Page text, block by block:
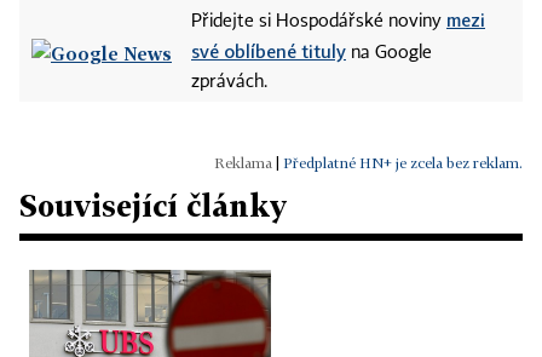
Přidejte si Hospodářské noviny mezi
své oblíbené tituly na Google
zprávách.
Předplatné HN+ je zcela bez reklam.
Související články